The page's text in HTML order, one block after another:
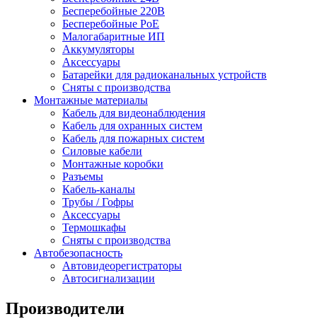
Бесперебойные 220В
Бесперебойные PoE
Малогабаритные ИП
Аккумуляторы
Аксессуары
Батарейки для радиоканальных устройств
Сняты с производства
Монтажные материалы
Кабель для видеонаблюдения
Кабель для охранных систем
Кабель для пожарных систем
Силовые кабели
Монтажные коробки
Разъемы
Кабель-каналы
Трубы / Гофры
Аксессуары
Термошкафы
Сняты с производства
Автобезопасность
Автовидеорегистраторы
Автосигнализации
Производители